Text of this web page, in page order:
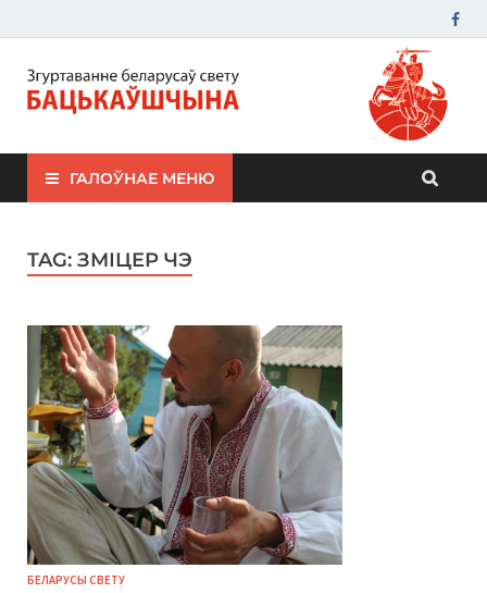
ЗБС "Бацькаўшчына"
ГАЛОЎНАЕ МЕНЮ
TAG: ЗМІЦЕР ЧЭ
БЕЛАРУСЫ СВЕТУ